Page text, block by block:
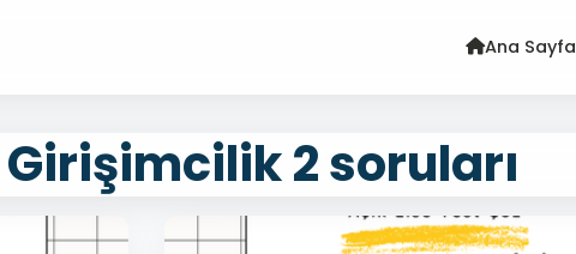
Ana Sayfa
2 soruları